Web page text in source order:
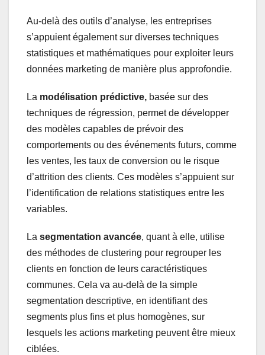
Au-delà des outils d’analyse, les entreprises
s’appuient également sur diverses techniques
statistiques et mathématiques pour exploiter leurs
données marketing de manière plus approfondie.
La modélisation prédictive, basée sur des
techniques de régression, permet de développer
des modèles capables de prévoir des
comportements ou des événements futurs, comme
les ventes, les taux de conversion ou le risque
d’attrition des clients. Ces modèles s’appuient sur
l’identification de relations statistiques entre les
variables.
La segmentation avancée, quant à elle, utilise
des méthodes de clustering pour regrouper les
clients en fonction de leurs caractéristiques
communes. Cela va au-delà de la simple
segmentation descriptive, en identifiant des
segments plus fins et plus homogènes, sur
lesquels les actions marketing peuvent être mieux
ciblées.